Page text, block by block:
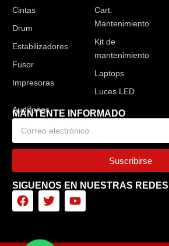
Cintas
Drum
Estabilizadores
Fusor
Impresoras
Cart.
Mantenimiento
Kit de
mantenimiento
Laptops
Luces LED
MANTENTE INFORMADO
Suscribirse
SIGUENOS EN NUESTRAS REDES